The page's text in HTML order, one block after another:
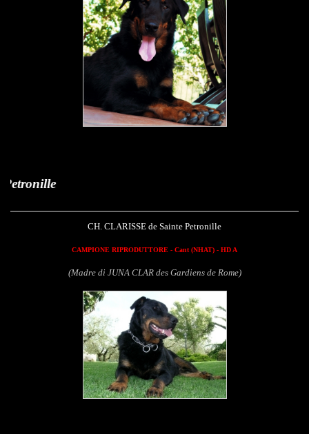
CH. CLARISSE de Sainte Petronille
CAMPIONE RIPRODUTTORE - Cant (NHAT) - HD A
(Madre di JUNA CLAR des Gardiens de Rome)